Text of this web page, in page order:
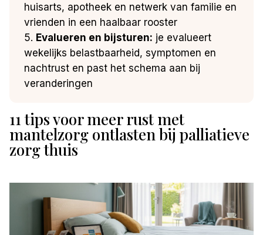
huisarts, apotheek en netwerk van familie en
vrienden in een haalbaar rooster
Evalueren en bijsturen: je evalueert
wekelijks belastbaarheid, symptomen en
nachtrust en past het schema aan bij
veranderingen
11 tips voor meer rust met
mantelzorg ontlasten bij palliatieve
zorg thuis